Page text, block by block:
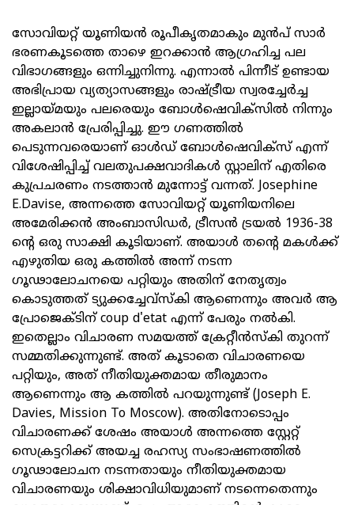
സോവിയറ്റ് യൂണിയൻ രൂപീകൃതമാകും മുൻപ് സാർ
ഭരണകൂടത്തെ താഴെ ഇറക്കാൻ ആഗ്രഹിച്ച പല
വിഭാഗങ്ങളും ഒന്നിച്ചുനിന്നു. എന്നാൽ പിന്നീട് ഉണ്ടായ
അഭിപ്രായ വ്യത്യാസങ്ങളും രാഷ്ട്രീയ സ്വരച്ചേർച്ച
ഇല്ലായ്മയും പലരെയും ബോൾഷെവിക്‌സിൽ നിന്നും
അകലാൻ പ്രേരിപ്പിച്ചു. ഈ ഗണത്തിൽ
പെടുന്നവരെയാണ് ഓൾഡ് ബോൾഷെവിക്സ് എന്ന്
വിശേഷിപ്പിച്ച് വലതുപക്ഷവാദികൾ സ്റ്റാലിന് എതിരെ
കുപ്രചരണം നടത്താൻ മുന്നോട്ട് വന്നത്. Josephine
E.Davise, അന്നത്തെ സോവിയറ്റ് യൂണിയനിലെ
അമേരിക്കൻ അംബാസിഡർ, ട്രീസൻ ട്രയൽ 1936-38
ന്റെ ഒരു സാക്ഷി കൂടിയാണ്. അയാൾ തന്റെ മകൾക്ക്
എഴുതിയ ഒരു കത്തിൽ അന്ന് നടന്ന
ഗൂഢാലോചനയെ പറ്റിയും അതിന് നേതൃത്വം
കൊടുത്തത് ട്യുക്കച്ചേവ്‌സ്‌കി ആണെന്നും അവർ ആ
പ്രോജെക്ടിന് coup d'etat എന്ന് പേരും നൽകി.
ഇതെല്ലാം വിചാരണ സമയത്ത് ക്രേറ്റീൻസ്‌കി തുറന്ന്
സമ്മതിക്കുന്നുണ്ട്. അത് കൂടാതെ വിചാരണയെ
പറ്റിയും, അത് നീതിയുക്തമായ തീരുമാനം
ആണെന്നും ആ കത്തിൽ പറയുന്നുണ്ട് (Joseph E.
Davies, Mission To Moscow). അതിനോടൊപ്പം
വിചാരണക്ക് ശേഷം അയാൾ അന്നത്തെ സ്റ്റേറ്റ്
സെക്രട്ടറിക്ക് അയച്ച രഹസ്യ സംഭാഷണത്തിൽ
ഗൂഢാലോചന നടന്നതായും നീതിയുക്തമായ
വിചാരണയും ശിക്ഷാവിധിയുമാണ് നടന്നെതെന്നും